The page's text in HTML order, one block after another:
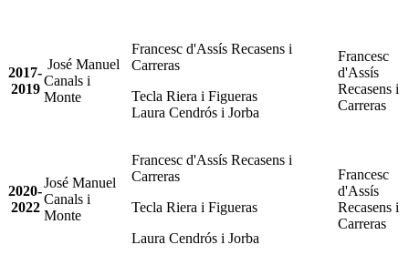
2017-
2019
José Manuel
Canals i
Monte
Francesc d'Assís Recasens i
Carreras
Tecla Riera i Figueras
Laura Cendrós i Jorba
Francesc
d'Assís
Recasens i
Carreras
2020-
2022
José Manuel
Canals i
Monte
Francesc d'Assís Recasens i
Carreras
Tecla Riera i Figueras
Laura Cendrós i Jorba
Francesc
d'Assís
Recasens i
Carreras